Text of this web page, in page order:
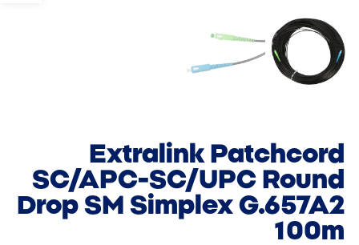
Extralink Patchcord
SC/APC-SC/UPC Round
Drop SM Simplex G.657A2
100m